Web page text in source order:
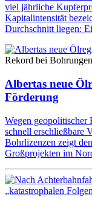
viel jährliche
Kapitalintensität
Durchschnitt liegen:
Rekord bei Bohrungen
Albertas neue
Förderung
Wegen geopolitischer
schnell erschließbare
Bohrlizenzen zeigt
Großprojekten im